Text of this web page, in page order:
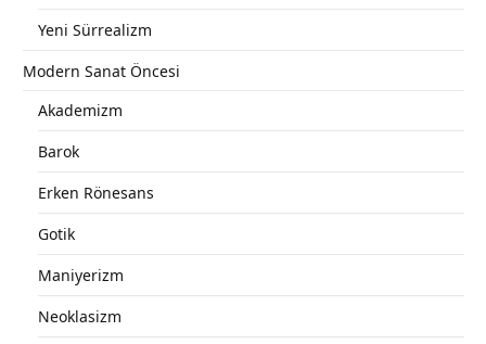
Yeni Sürrealizm
Modern Sanat Öncesi
Akademizm
Barok
Erken Rönesans
Gotik
Maniyerizm
Neoklasizm